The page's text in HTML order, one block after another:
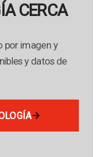
CERCA
por imagen y
y datos de